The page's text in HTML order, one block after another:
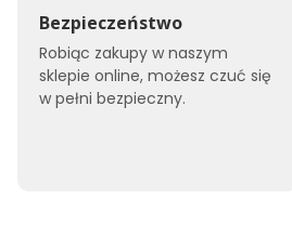
Bezpieczeństwo
Robiąc zakupy w naszym
sklepie online, możesz czuć się
w pełni bezpieczny.